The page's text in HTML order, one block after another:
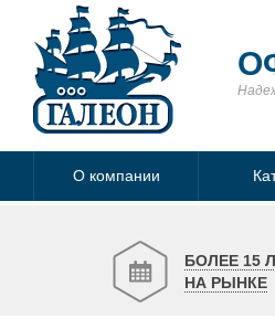
О компании
БОЛЕЕ 15
НА РЫНКЕ